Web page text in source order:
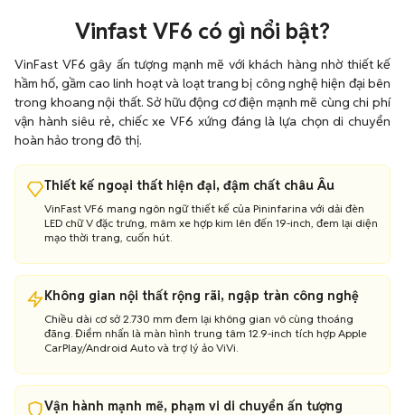
Vinfast VF6 có gì nổi bật?
VinFast VF6 gây ấn tượng mạnh mẽ với khách hàng nhờ thiết kế
hầm hố, gầm cao linh hoạt và loạt trang bị công nghệ hiện đại bên
trong khoang nội thất. Sở hữu động cơ điện mạnh mẽ cùng chi phí
vận hành siêu rẻ, chiếc xe VF6 xứng đáng là lựa chọn di chuyển
hoàn hảo trong đô thị.
Thiết kế ngoại thất hiện đại, đậm chất châu Âu
VinFast VF6 mang ngôn ngữ thiết kế của Pininfarina với dải đèn
LED chữ V đặc trưng, mâm xe hợp kim lên đến 19-inch, đem lại diện
mạo thời trang, cuốn hút.
Không gian nội thất rộng rãi, ngập tràn công nghệ
Chiều dài cơ sở 2.730 mm đem lại không gian vô cùng thoáng
đãng. Điểm nhấn là màn hình trung tâm 12.9-inch tích hợp Apple
CarPlay/Android Auto và trợ lý ảo ViVi.
Vận hành mạnh mẽ, phạm vi di chuyển ấn tượng